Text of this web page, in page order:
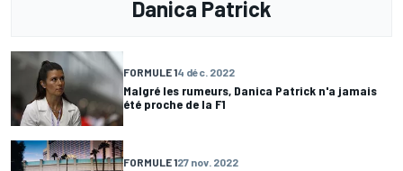
Danica Patrick
FORMULE 14 déc. 2022
Malgré les rumeurs, Danica Patrick n'a jamais
été proche de la F1
FORMULE 127 nov. 2022